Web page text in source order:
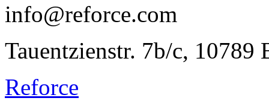
info@reforce.com
Tauentzienstr. 7b/c, 10789
Reforce